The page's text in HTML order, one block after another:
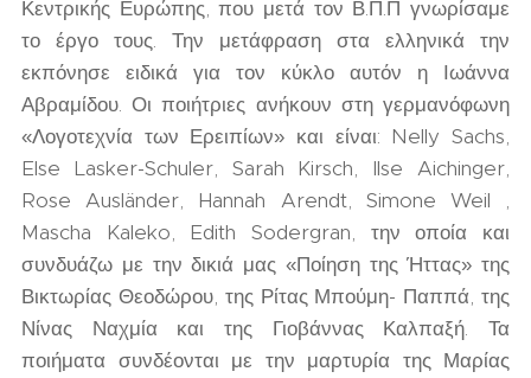
Κεντρικής Ευρώπης, που μετά τον Β.Π.Π γνωρίσαμε
το έργο τους. Την μετάφραση στα ελληνικά την
εκπόνησε ειδικά για τον κύκλο αυτόν η Ιωάννα
Αβραμίδου. Οι ποιήτριες ανήκουν στη γερμανόφωνη
«Λογοτεχνία των Ερειπίων» και είναι: Nelly Sachs,
Else Lasker-Schuler, Sarah Kirsch, Ilse Aichinger,
Rose Ausländer, Hannah Arendt, Simone Weil ,
Mascha Kaleko, Edith Sodergran, την οποία και
συνδυάζω με την δικιά μας «Ποίηση της Ήττας» της
Βικτωρίας Θεοδώρου, της Ρίτας Μπούμη- Παππά, της
Νίνας Ναχμία και της Γιοβάννας Καλπαξή. Τα
ποιήματα συνδέονται με την μαρτυρία της Μαρίας